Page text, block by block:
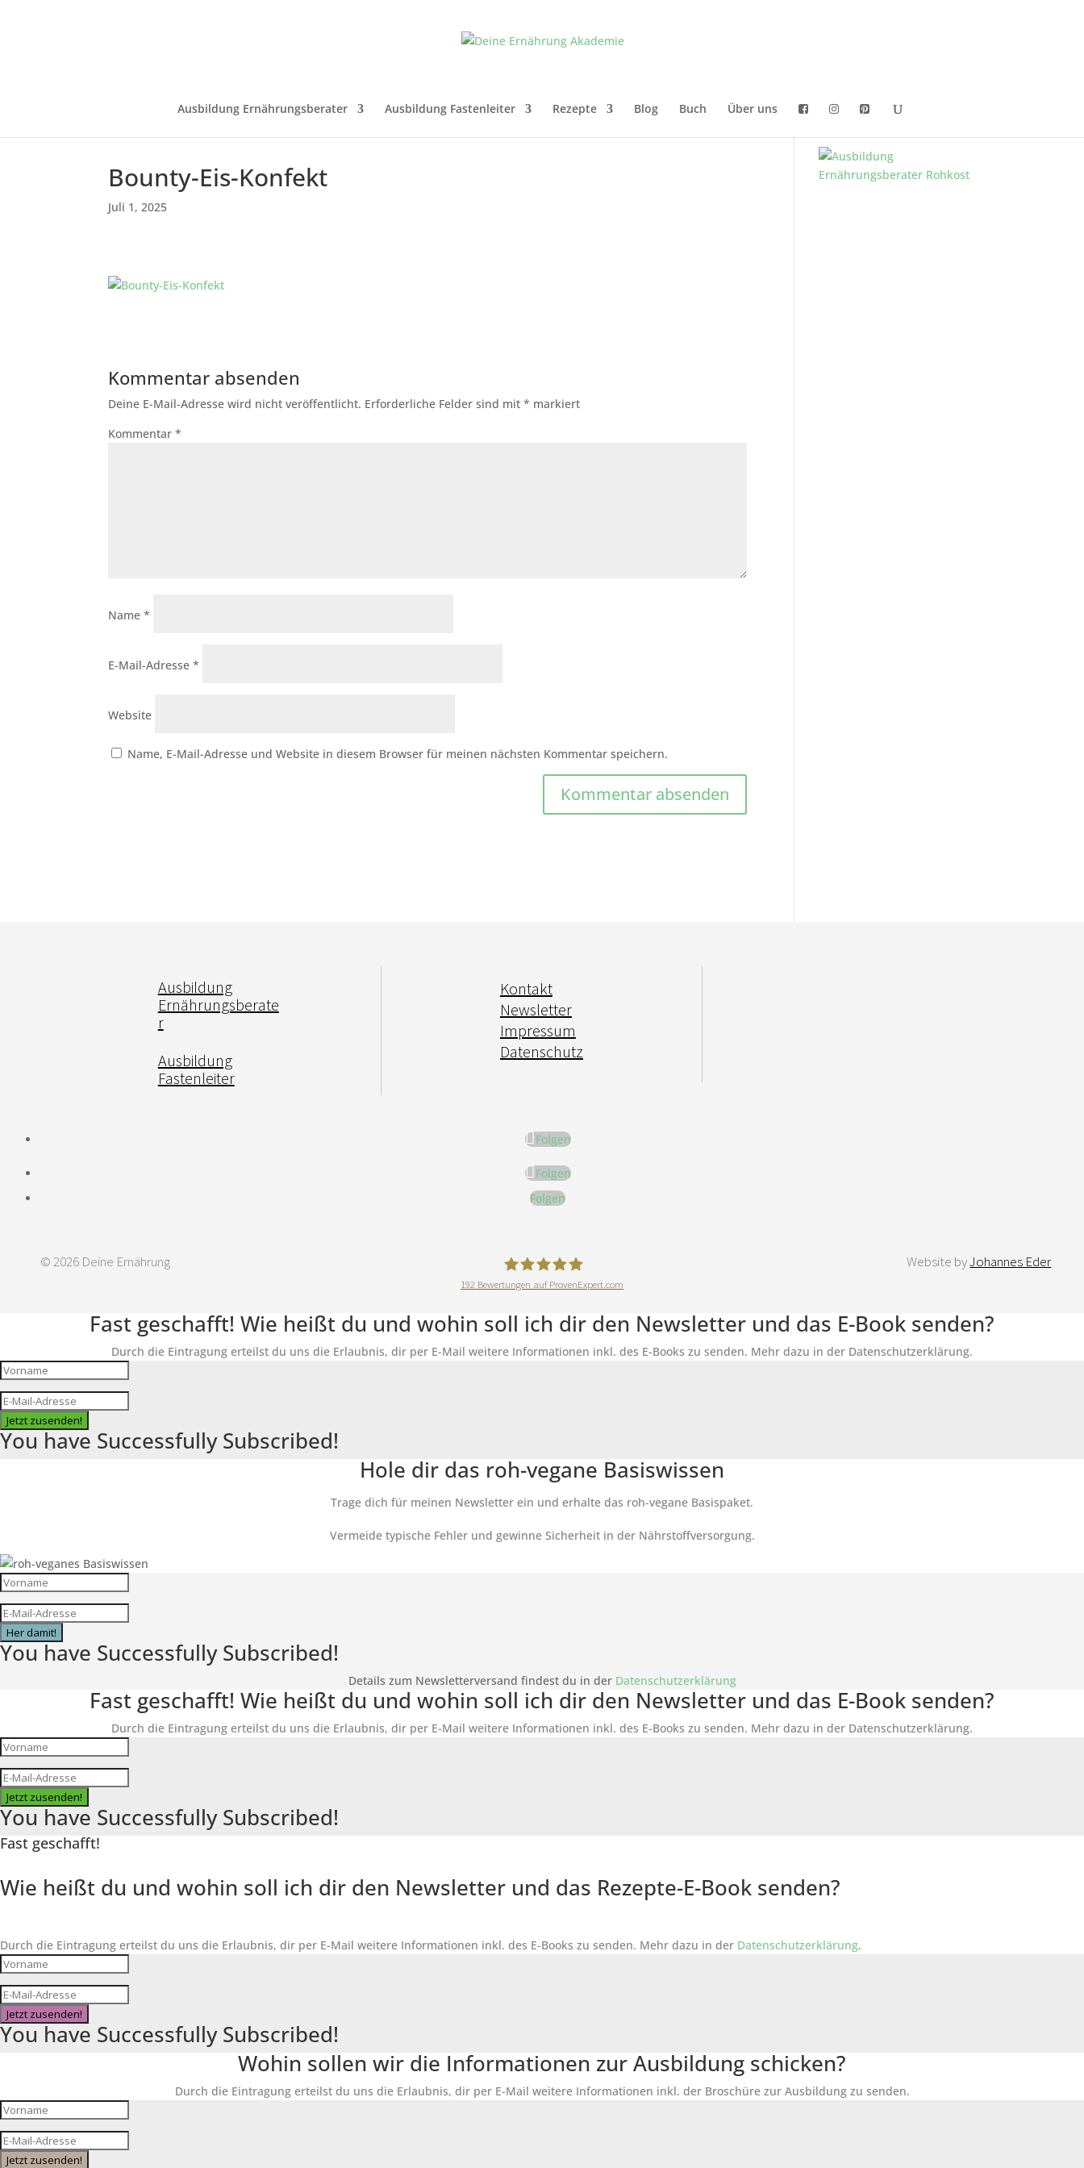
Ausbildung Ernährungsberater Ausbildung Fastenleiter Rezepte Blog Buch Über uns
Bounty-Eis-Konfekt
Juli 1, 2025
Kommentar absenden
Deine E-Mail-Adresse wird nicht veröffentlicht. Erforderliche Felder sind mit* markiert
Kommentar*
Name*
E-Mail-Adresse*
Website
Name, E-Mail-Adresse und Website in diesem Browser für meinen nächsten Kommentar speichern.
Ausbildung
Ernährungsberate
r
Ausbildung
Fastenleiter
Kontakt
Newsletter
Impressum
Datenschutz
Folgen
Folgen
Folgen
© 2026 Deine Ernährung
DeineErnährungAkademie
192 Bewertungen auf ProvenExpert.com
Website byJohannes Eder
Fast geschafft! Wie heißt du und wohin soll ich dir den Newsletter und das E-Book senden?
Durch die Eintragung erteilst du uns die Erlaubnis, dir per E-Mail weitere Informationen inkl. des E-Books zu senden. Mehr dazu in der Datenschutzerklärung.
Jetzt zusenden!
You have Successfully Subscribed!
Hole dir das roh-vegane Basiswissen
Trage dich für meinen Newsletter ein und erhalte das roh-vegane Basispaket.
Vermeide typische Fehler und gewinne Sicherheit in der Nährstoffversorgung.
Her damit!
You have Successfully Subscribed!
Details zum Newsletterversand findest du in der Datenschutzerklärung
Fast geschafft! Wie heißt du und wohin soll ich dir den Newsletter und das E-Book senden?
Durch die Eintragung erteilst du uns die Erlaubnis, dir per E-Mail weitere Informationen inkl. des E-Books zu senden. Mehr dazu in der Datenschutzerklärung.
Jetzt zusenden!
You have Successfully Subscribed!
Fast geschafft!
Wie heißt du und wohin soll ich dir den Newsletter und das Rezepte-E-Book senden?
Durch die Eintragung erteilst du uns die Erlaubnis, dir per E-Mail weitere Informationen inkl. des E-Books zu senden. Mehr dazu in der Datenschutzerklärung.
Jetzt zusenden!
You have Successfully Subscribed!
Wohin sollen wir die Informationen zur Ausbildung schicken?
Durch die Eintragung erteilst du uns die Erlaubnis, dir per E-Mail weitere Informationen inkl. der Broschüre zur Ausbildung zu senden.
Jetzt zusenden!